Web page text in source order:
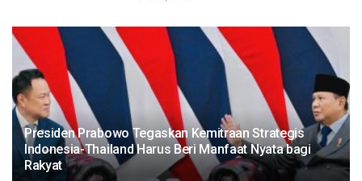
Presiden Prabowo Tegaskan Kemitraan Strategis
Indonesia-Thailand Harus Beri Manfaat Nyata bagi
Rakyat